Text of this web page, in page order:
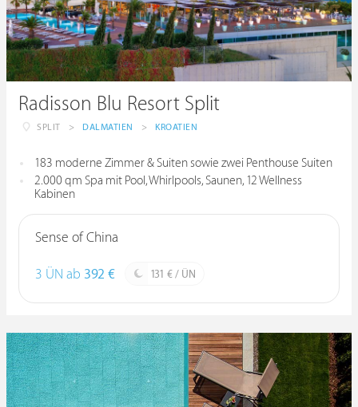
Radisson Blu Resort Split
SPLIT > DALMATIEN > KROATIEN
183 moderne Zimmer & Suiten sowie zwei Penthouse Suiten
2.000 qm Spa mit Pool, Whirlpools, Saunen, 12 Wellness
Kabinen
Sense of China
3 ÜN ab 392 € 131 € / ÜN